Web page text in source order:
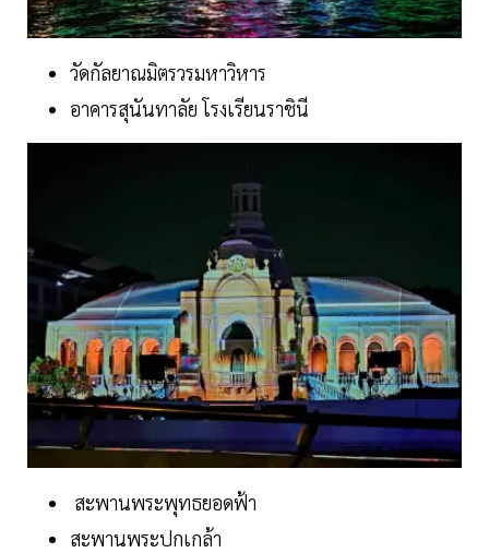
วัดกัลยาณมิตรวรมหาวิหาร
อาคารสุนันทาลัย โรงเรียนราชินี
สะพานพระพุทธยอดฟ้า
สะพานพระปกเกล้า